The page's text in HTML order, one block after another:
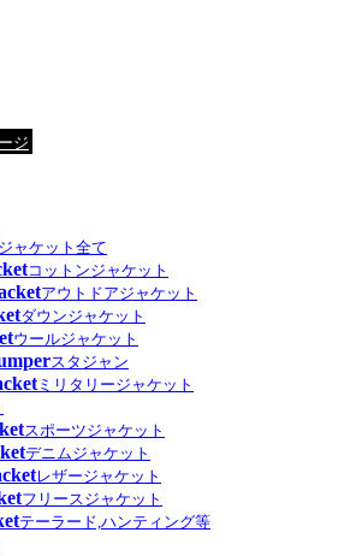
ジ
ジャケット全て
コットンジャケット
アウトドアジャケット
ダウンジャケット
ウールジャケット
スタジャン
ミリタリージャケット
スポーツジャケット
デニムジャケット
レザージャケット
フリースジャケット
テーラード,ハンティング等